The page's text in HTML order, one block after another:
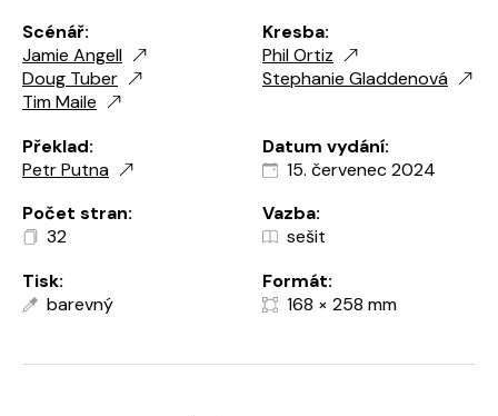
Scénář:
Jamie Angell
Doug Tuber
Tim Maile
Kresba:
Phil Ortiz
Stephanie Gladdenová
Překlad:
Petr Putna
Datum vydání:
15. červenec 2024
Počet stran:
32
Vazba:
sešit
Tisk:
barevný
Formát:
168 × 258 mm